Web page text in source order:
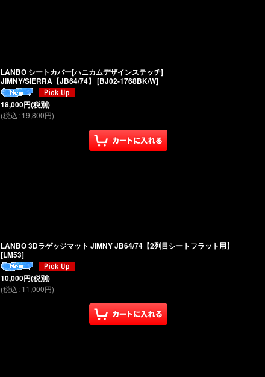
LANBO シートカバー[ハニカムデザインステッチ]
JIMNY/SIERRA【JB64/74】
[BJ02-1768BK/W]
18,000円(税別)
(税込: 19,800円)
LANBO 3Dラゲッジマット JIMNY JB64/74【2列目シートフラット用】
[LM53]
10,000円(税別)
(税込: 11,000円)